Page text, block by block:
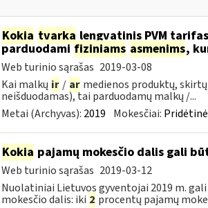
Kokia tvarkalengvatinis PVM
parduodamifiziniams asmenims,
Web turinio sąrašas 2019-03-08
Kai malkų ir / ar medienos produktų,
neišduodamas), tai parduodamų malkų /...
Metai (Archyvas): 2019 Mokesčiai:
Kokia pajamų mokesčio dalis gali
Web turinio sąrašas 2019-03-12
Nuolatiniai Lietuvos gyventojai 2019 m.
mokesčio dalis: iki 2 procentų pajamų